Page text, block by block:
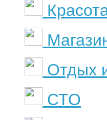
Отдых
СТО